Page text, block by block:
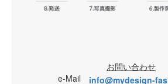
お問い合わせ
e-Mail info@mydesign-